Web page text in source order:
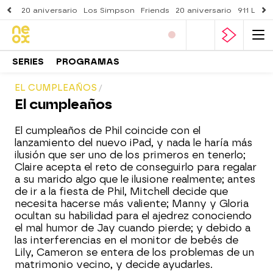
20 aniversario Los Simpson Friends 20 aniversario 911
SERIES PROGRAMAS
EL CUMPLEAÑOS
El cumpleaños
El cumpleaños de Phil coincide con el
lanzamiento del nuevo iPad, y nada le haría más
ilusión que ser uno de los primeros en tenerlo;
Claire acepta el reto de conseguirlo para regalar
a su marido algo que le ilusione realmente; antes
de ir a la fiesta de Phil, Mitchell decide que
necesita hacerse más valiente; Manny y Gloria
ocultan su habilidad para el ajedrez conociendo
el mal humor de Jay cuando pierde; y debido a
las interferencias en el monitor de bebés de
Lily, Cameron se entera de los problemas de un
matrimonio vecino, y decide ayudarles.